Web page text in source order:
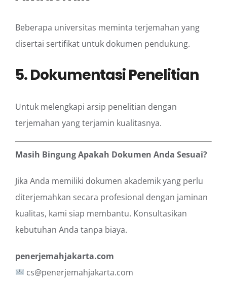
Beberapa universitas meminta terjemahan yang
disertai sertifikat untuk dokumen pendukung.
5. Dokumentasi Penelitian
Untuk melengkapi arsip penelitian dengan
terjemahan yang terjamin kualitasnya.
Masih Bingung Apakah Dokumen Anda Sesuai?
Jika Anda memiliki dokumen akademik yang perlu
diterjemahkan secara profesional dengan jaminan
kualitas, kami siap membantu. Konsultasikan
kebutuhan Anda tanpa biaya.
penerjemahjakarta.com
cs@penerjemahjakarta.com